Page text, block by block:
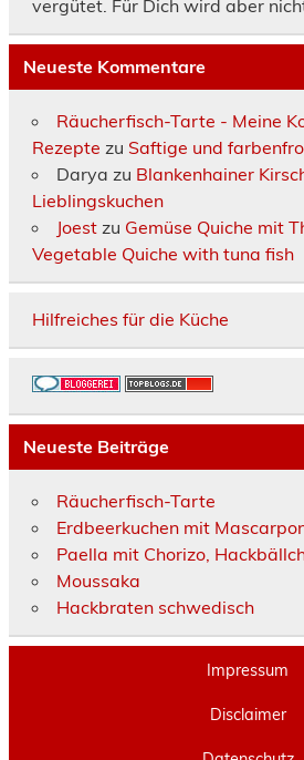
vergütet. Für Dich wird aber
Neueste Kommentare
Räucherfisch-Tarte - Meine
Rezepte zu Saftige und
Darya zu Blankenhainer
Lieblingskuchen
Joestzu Gemüse Quiche mit
Vegetable Quiche with tuna fish
Hilfreiches für die Küche
Neueste Beiträge
Räucherfisch-Tarte
Erdbeerkuchen mit
Paella mit Chorizo,
Moussaka
Hackbraten schwedisch
Impressum
Disclaimer